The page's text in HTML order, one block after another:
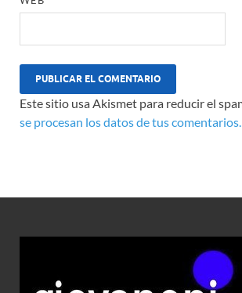
Este sitio usa Akismet para reducir el
se procesan los datos de tus comentarios.